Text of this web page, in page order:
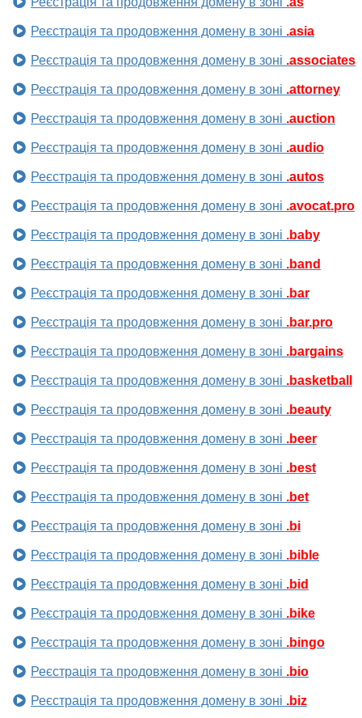
Реєстрація та продовження домену в зоні .asia
Реєстрація та продовження домену в зоні .associates
Реєстрація та продовження домену в зоні .attorney
Реєстрація та продовження домену в зоні .auction
Реєстрація та продовження домену в зоні .audio
Реєстрація та продовження домену в зоні .autos
Реєстрація та продовження домену в зоні .avocat.pro
Реєстрація та продовження домену в зоні .baby
Реєстрація та продовження домену в зоні .band
Реєстрація та продовження домену в зоні .bar
Реєстрація та продовження домену в зоні .bar.pro
Реєстрація та продовження домену в зоні .bargains
Реєстрація та продовження домену в зоні .basketball
Реєстрація та продовження домену в зоні .beauty
Реєстрація та продовження домену в зоні .beer
Реєстрація та продовження домену в зоні .best
Реєстрація та продовження домену в зоні .bet
Реєстрація та продовження домену в зоні .bi
Реєстрація та продовження домену в зоні .bible
Реєстрація та продовження домену в зоні .bid
Реєстрація та продовження домену в зоні .bike
Реєстрація та продовження домену в зоні .bingo
Реєстрація та продовження домену в зоні .bio
Реєстрація та продовження домену в зоні .biz